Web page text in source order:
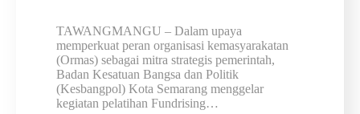
TAWANGMANGU – Dalam upaya
memperkuat peran organisasi kemasyarakatan
(Ormas) sebagai mitra strategis pemerintah,
Badan Kesatuan Bangsa dan Politik
(Kesbangpol) Kota Semarang menggelar
kegiatan pelatihan Fundrising…